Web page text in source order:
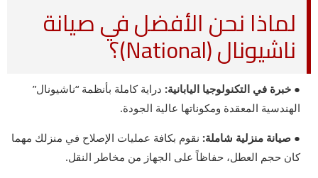
لماذا نحن الأفضل في صيانة
ناشيونال (National)؟
● خبرة في التكنولوجيا اليابانية: دراية كاملة بأنظمة “ناشيونال”
الهندسية المعقدة ومكوناتها عالية الجودة.
● صيانة منزلية شاملة: نقوم بكافة عمليات الإصلاح في منزلك مهما
كان حجم العطل، حفاظاً على الجهاز من مخاطر النقل.